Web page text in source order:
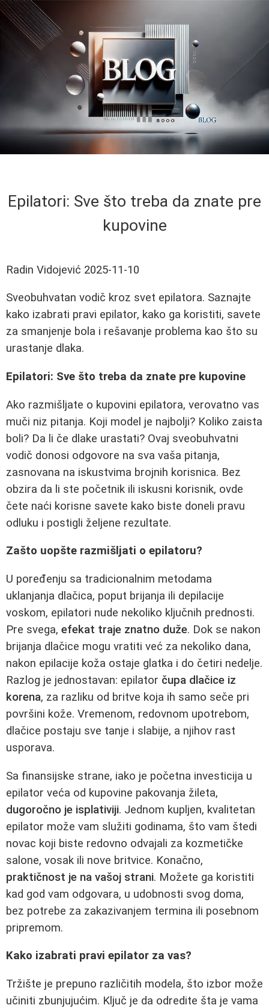
Epilatori: Sve što treba da znate pre
kupovine
Radin Vidojević 2025-11-10
Sveobuhvatan vodič kroz svet epilatora. Saznajte
kako izabrati pravi epilator, kako ga koristiti, savete
za smanjenje bola i rešavanje problema kao što su
urastanje dlaka.
Epilatori: Sve što treba da znate pre kupovine
Ako razmišljate o kupovini epilatora, verovatno vas
muči niz pitanja. Koji model je najbolji? Koliko zaista
boli? Da li če dlake urastati? Ovaj sveobuhvatni
vodič donosi odgovore na sva vaša pitanja,
zasnovana na iskustvima brojnih korisnica. Bez
obzira da li ste početnik ili iskusni korisnik, ovde
čete naći korisne savete kako biste doneli pravu
odluku i postigli željene rezultate.
Zašto uopšte razmišljati o epilatoru?
U poređenju sa tradicionalnim metodama
uklanjanja dlačica, poput brijanja ili depilacije
voskom, epilatori nude nekoliko ključnih prednosti.
Pre svega, efekat traje znatno duže. Dok se nakon
brijanja dlačice mogu vratiti već za nekoliko dana,
nakon epilacije koža ostaje glatka i do četiri nedelje.
Razlog je jednostavan: epilator čupa dlačice iz
korena, za razliku od britve koja ih samo seče pri
površini kože. Vremenom, redovnom upotrebom,
dlačice postaju sve tanje i slabije, a njihov rast
usporava.
Sa finansijske strane, iako je početna investicija u
epilator veća od kupovine pakovanja žileta,
dugoročno je isplativiji. Jednom kupljen, kvalitetan
epilator može vam služiti godinama, što vam štedi
novac koji biste redovno odvajali za kozmetičke
salone, vosak ili nove britvice. Konačno,
praktičnost je na vašoj strani. Možete ga koristiti
kad god vam odgovara, u udobnosti svog doma,
bez potrebe za zakazivanjem termina ili posebnom
pripremom.
Kako izabrati pravi epilator za vas?
Tržište je prepuno različitih modela, što izbor može
učiniti zbunjujućim. Ključ je da odredite šta je vama